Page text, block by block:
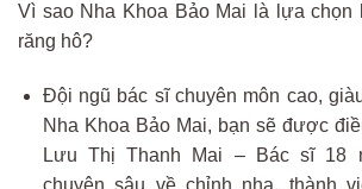
Vì sao Nha Khoa Bảo Mai là lựa chọn
răng hô?
Đội ngũ bác sĩ chuyên môn cao,
Nha Khoa Bảo Mai, bạn sẽ được
Lưu Thị Thanh Mai – Bác sĩ 18